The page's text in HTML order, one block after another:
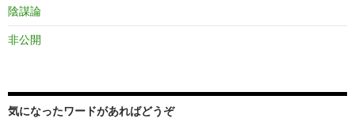
陰謀論
非公開
気になったワードがあればどうぞ